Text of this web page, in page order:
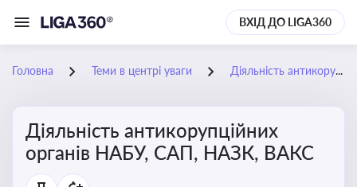
ВХІД ДО LIGA360
Головна Теми в центрі уваги Діяльність антикорупційних органів НАБУ, САП, НАЗК, ВАКС
Діяльність антикорупційних
органів НАБУ, САП, НАЗК, ВАКС